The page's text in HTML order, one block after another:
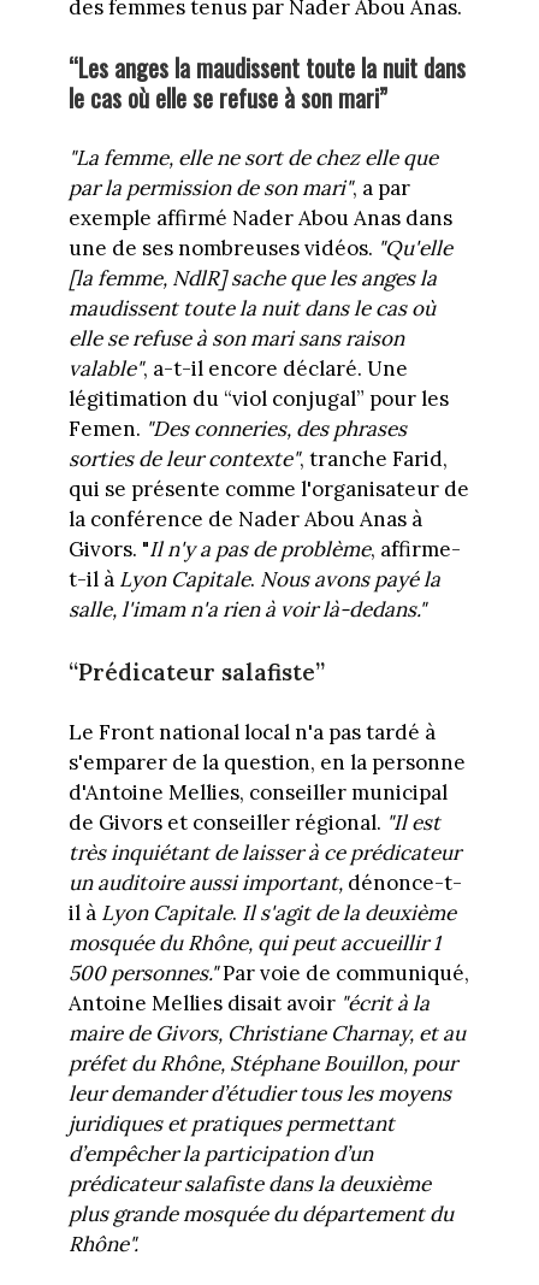
des femmes tenus par Nader Abou Anas.
“Les anges la maudissent toute la nuit dans
le cas où elle se refuse à son mari”
"La femme, elle ne sort de chez elle que
par la permission de son mari", a par
exemple affirmé Nader Abou Anas dans
une de ses nombreuses vidéos. "Qu'elle
[la femme, NdlR] sache que les anges la
maudissent toute la nuit dans le cas où
elle se refuse à son mari sans raison
valable", a-t-il encore déclaré. Une
légitimation du “viol conjugal” pour les
Femen. "Des conneries, des phrases
sorties de leur contexte", tranche Farid,
qui se présente comme l'organisateur de
la conférence de Nader Abou Anas à
Givors. "Il n'y a pas de problème, affirme-
t-il à Lyon Capitale. Nous avons payé la
salle, l'imam n'a rien à voir là-dedans."
“Prédicateur salafiste”
Le Front national local n'a pas tardé à
s'emparer de la question, en la personne
d'Antoine Mellies, conseiller municipal
de Givors et conseiller régional. "Il est
très inquiétant de laisser à ce prédicateur
un auditoire aussi important, dénonce-t-
il à Lyon Capitale. Il s'agit de la deuxième
mosquée du Rhône, qui peut accueillir1
500 personnes."Par voie de communiqué,
Antoine Mellies disait avoir "écrit à la
maire de Givors, Christiane Charnay, et au
préfet du Rhône, Stéphane Bouillon, pour
leur demander d’étudier tous les moyens
juridiques et pratiques permettant
d’empêcher la participation d’un
prédicateur salafiste dans la deuxième
plus grande mosquée du département du
Rhône".